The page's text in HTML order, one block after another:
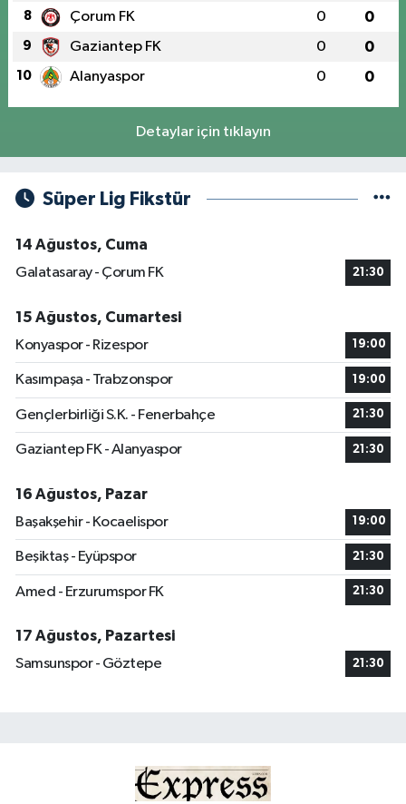
8 Çorum FK 0 0
9 Gaziantep FK 0 0
10 Alanyaspor 0 0
Detaylar için tıklayın
Süper Lig Fikstür
14 Ağustos, Cuma
Galatasaray - Çorum FK
21:30
15 Ağustos, Cumartesi
Konyaspor - Rizespor
19:00
Kasımpaşa - Trabzonspor 19:00
Gençlerbirliği S.K. - Fenerbahçe 21:30
Gaziantep FK - Alanyaspor 21:30
16 Ağustos, Pazar
Başakşehir - Kocaelispor
19:00
Beşiktaş - Eyüpspor 21:30
Amed - Erzurumspor FK 21:30
17 Ağustos, Pazartesi
Samsunspor - Göztepe
21:30